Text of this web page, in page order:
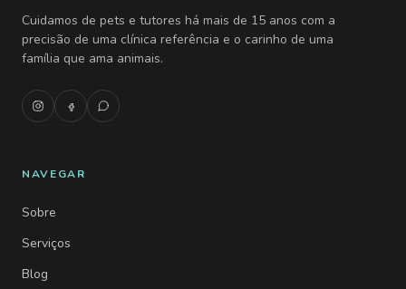
Cuidamos de pets e tutores há mais de 15 anos com a
precisão de uma clínica referência e o carinho de uma
família que ama animais.
NAVEGAR
Sobre
Serviços
Blog